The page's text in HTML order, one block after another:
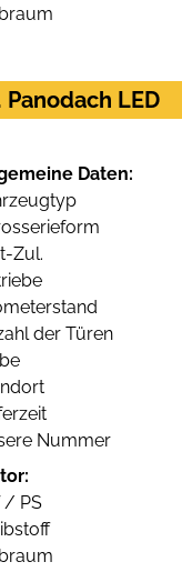
LED
Daten:
Zul.
der Türen
Nummer
/ PS